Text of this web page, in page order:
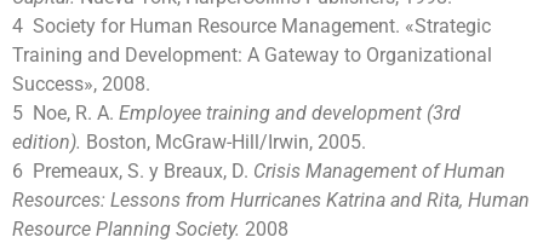
4 Society for Human Resource Management. «Strategic
Training and Development: A Gateway to Organizational
Success», 2008.
5 Noe, R. A. Employee training and development (3rd
edition). Boston, McGraw-Hill/Irwin, 2005.
6 Premeaux, S. y Breaux, D. Crisis Management of Human
Resources: Lessons from Hurricanes Katrina and Rita, Human
Resource Planning Society. 2008